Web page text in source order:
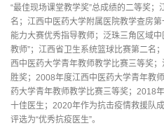
“最佳现场课堂教学奖”总成绩的二等奖
名；江西中医药大学附属医院教学查房
能力大赛优秀指导教师；泛珠三角区域
教师”；江西省卫生系统篮球比赛第二名
西中医药大学青年教师教学比赛三等奖
胜奖；2008年度江西中医药大学青年教
药大学青年教师教学比赛三等奖；2018
十佳医生；2020年作为抗击疫情救援队
评选为“优秀抗疫医生”。